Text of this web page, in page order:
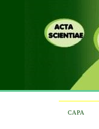
CAPA